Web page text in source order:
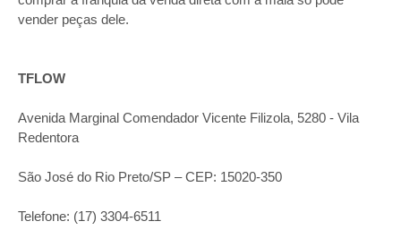
vender peças dele.
TFLOW
Avenida Marginal Comendador Vicente Filizola, 5280 - Vila
Redentora
São José do Rio Preto/SP – CEP: 15020-350
Telefone: (17) 3304-6511